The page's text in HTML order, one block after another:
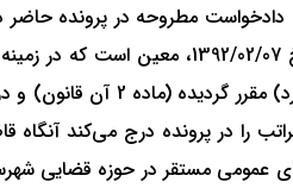
شده مقررات حاکم بر رسیدگی به دعوی مطروحه آن، به موجب قانون حمایت خانواده
خانواده است (ماده یک قانون) که تشکیل آن با حضور رئیس یا
در پرونده درج می‌کند آنگاه
با آن نظر مخالف باشد با ذکر دلیل نظریه را رد کند. (ماده 2 فوق) حتی